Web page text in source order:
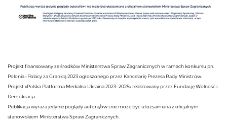
Projekt finansowany ze środków Ministerstwa Spraw Zagranicznych w ramach konkursu pn.
Polonia i Polacy za Granicą 2023 ogłoszonego przez Kancelarię Prezesa Rady Ministrów.
Projekt «Polska Platforma Medialna Ukraina 2023–2025» realizowany przez Fundację Wolność i
Demokracja.
Publikacja wyraża jedynie poglądy autora/ów i nie może być utożsamiana z oficjalnym
stanowiskiem Ministerstwa Spraw Zagranicznych.